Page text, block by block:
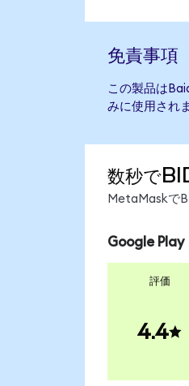
免責事項
この製品は
みに使用され
数秒で
MetaMaskで
Google Play
評価
4.4